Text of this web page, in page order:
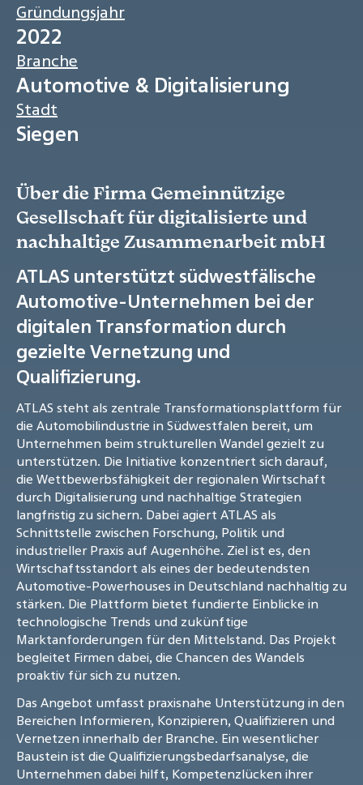
Gründungsjahr
2022
Branche
Automotive & Digitalisierung
Stadt
Siegen
Über die Firma Gemeinnützige
Gesellschaft für digitalisierte und
nachhaltige Zusammenarbeit mbH
ATLAS unterstützt südwestfälische
Automotive-Unternehmen bei der
digitalen Transformation durch
gezielte Vernetzung und
Qualifizierung.
ATLAS steht als zentrale Transformationsplattform für
die Automobilindustrie in Südwestfalen bereit, um
Unternehmen beim strukturellen Wandel gezielt zu
unterstützen. Die Initiative konzentriert sich darauf,
die Wettbewerbsfähigkeit der regionalen Wirtschaft
durch Digitalisierung und nachhaltige Strategien
langfristig zu sichern. Dabei agiert ATLAS als
Schnittstelle zwischen Forschung, Politik und
industrieller Praxis auf Augenhöhe. Ziel ist es, den
Wirtschaftsstandort als eines der bedeutendsten
Automotive-Powerhouses in Deutschland nachhaltig zu
stärken. Die Plattform bietet fundierte Einblicke in
technologische Trends und zukünftige
Marktanforderungen für den Mittelstand. Das Projekt
begleitet Firmen dabei, die Chancen des Wandels
proaktiv für sich zu nutzen.
Das Angebot umfasst praxisnahe Unterstützung in den
Bereichen Informieren, Konzipieren, Qualifizieren und
Vernetzen innerhalb der Branche. Ein wesentlicher
Baustein ist die Qualifizierungsbedarfsanalyse, die
Unternehmen dabei hilft, Kompetenzlücken ihrer